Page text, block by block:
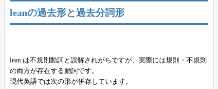
leanの過去形と過去分詞形
lean は不規則動詞と誤解されがちですが、実際には規則・不規則
の両方が存在する動詞です。
現代英語では次の形が併存しています。